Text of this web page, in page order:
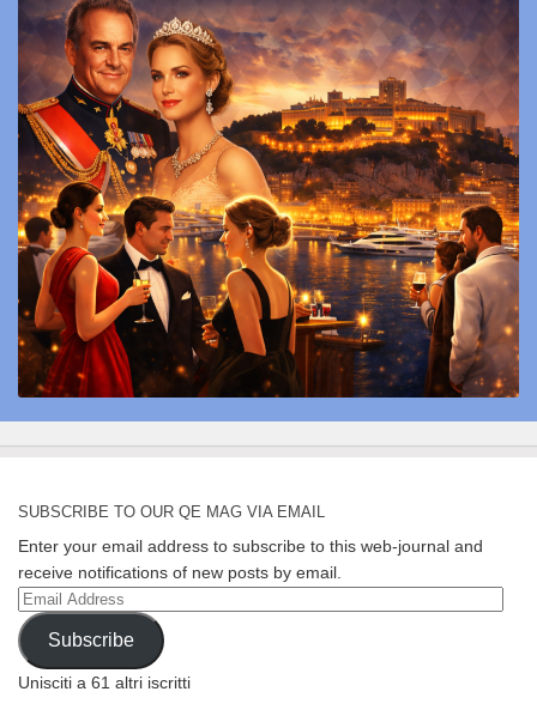
SUBSCRIBE TO OUR QE MAG VIA EMAIL
Enter your email address to subscribe to this web-journal and
receive notifications of new posts by email.
Email
Address
Subscribe
Unisciti a 61 altri iscritti